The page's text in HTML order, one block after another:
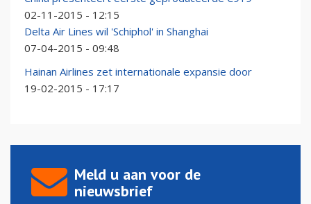
02-11-2015 - 12:15
Delta Air Lines wil 'Schiphol' in Shanghai
07-04-2015 - 09:48
Hainan Airlines zet internationale expansie door
19-02-2015 - 17:17
Meld u aan voor de
nieuwsbrief